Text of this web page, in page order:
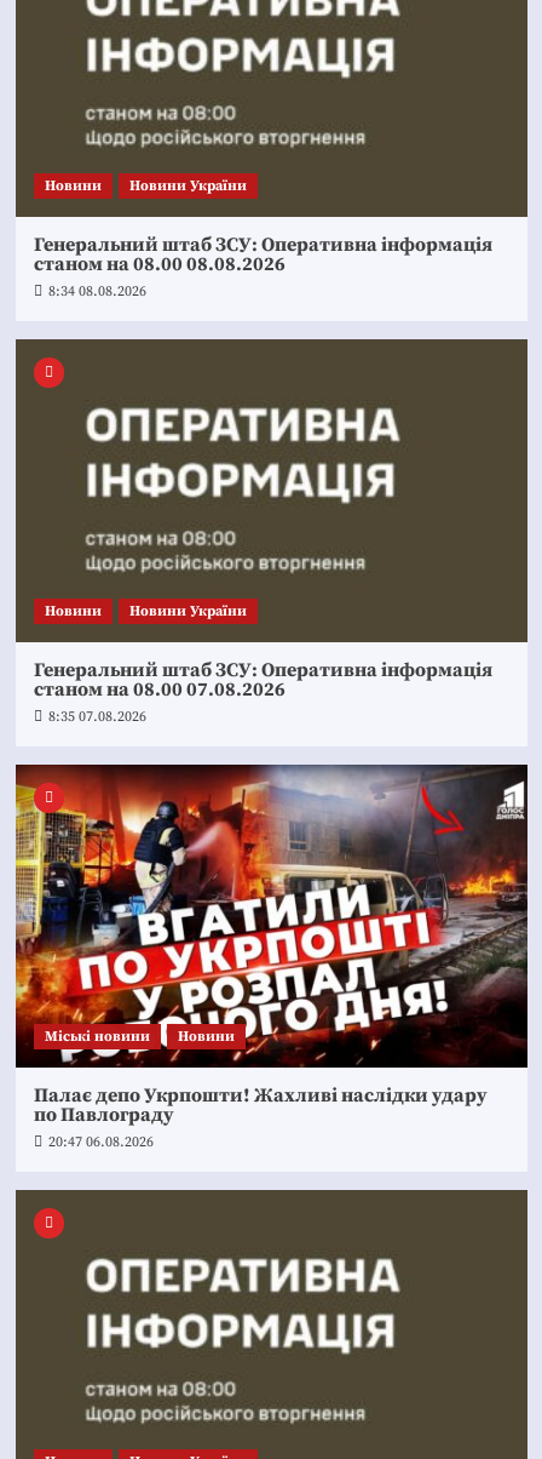
Новини Новини України
Генеральний штаб ЗСУ: Оперативна інформація
станом на 08.00 08.08.2026
8:34 08.08.2026
Новини Новини України
Генеральний штаб ЗСУ: Оперативна інформація
станом на 08.00 07.08.2026
8:35 07.08.2026
Mіські новини Новини
Палає депо Укрпошти! Жахливі наслідки удару
по Павлограду
20:47 06.08.2026